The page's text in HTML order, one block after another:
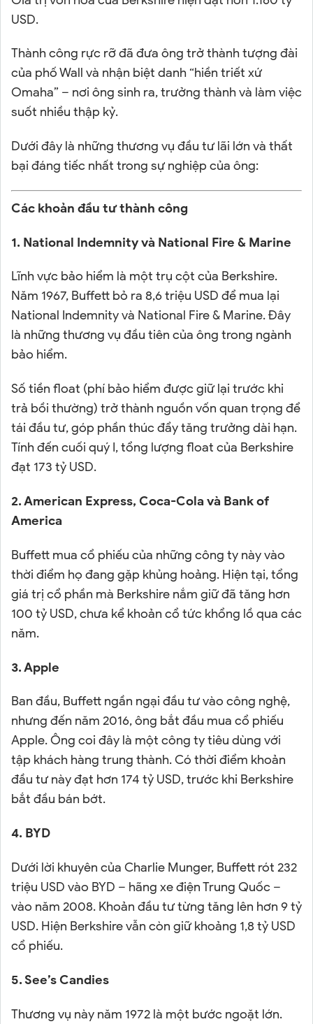
USD.
Thành công rực rỡ đã đưa ông trở thành tượng đài
của phố Wall và nhận biệt danh “hiền triết xứ
Omaha” – nơi ông sinh ra, trưởng thành và làm việc
suốt nhiều thập kỷ.
Dưới đây là những thương vụ đầu tư lãi lớn và thất
bại đáng tiếc nhất trong sự nghiệp của ông:
Các khoản đầu tư thành công
1. National Indemnity và National Fire & Marine
Lĩnh vực bảo hiểm là một trụ cột của Berkshire.
Năm 1967, Buffett bỏ ra 8,6 triệu USD để mua lại
National Indemnity và National Fire & Marine. Đây
là những thương vụ đầu tiên của ông trong ngành
bảo hiểm.
Số tiền float (phí bảo hiểm được giữ lại trước khi
trả bồi thường) trở thành nguồn vốn quan trọng để
tái đầu tư, góp phần thúc đẩy tăng trưởng dài hạn.
Tính đến cuối quý I, tổng lượng float của Berkshire
đạt 173 tỷ USD.
2. American Express, Coca-Cola và Bank of
America
Buffett mua cổ phiếu của những công ty này vào
thời điểm họ đang gặp khủng hoảng. Hiện tại, tổng
giá trị cổ phần mà Berkshire nắm giữ đã tăng hơn
100 tỷ USD, chưa kể khoản cổ tức khổng lồ qua các
năm.
3. Apple
Ban đầu, Buffett ngần ngại đầu tư vào công nghệ,
nhưng đến năm 2016, ông bắt đầu mua cổ phiếu
Apple. Ông coi đây là một công ty tiêu dùng với
tập khách hàng trung thành. Có thời điểm khoản
đầu tư này đạt hơn 174 tỷ USD, trước khi Berkshire
bắt đầu bán bớt.
4. BYD
Dưới lời khuyên của Charlie Munger, Buffett rót 232
triệu USD vào BYD – hãng xe điện Trung Quốc –
vào năm 2008. Khoản đầu tư từng tăng lên hơn 9 tỷ
USD. Hiện Berkshire vẫn còn giữ khoảng 1,8 tỷ USD
cổ phiếu.
5. See’s Candies
Thương vụ này năm 1972 là một bước ngoặt lớn.